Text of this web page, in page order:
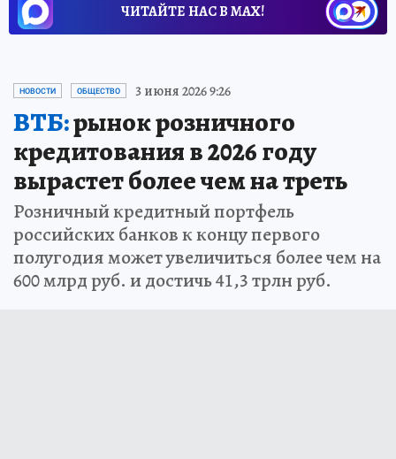
ЧИТАЙТЕ НАС В МАХ!
НОВОСТИ ОБЩЕСТВО 3 июня 2026 9:26
ВТБ:рынок розничного
кредитования в 2026 году
вырастет более чем на треть
Розничный кредитный портфель
российских банков к концу первого
полугодия может увеличиться более чем на
600 млрд руб. и достичь 41,3 трлн руб.